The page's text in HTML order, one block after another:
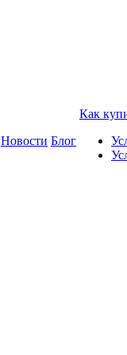
Новости Блог
Как